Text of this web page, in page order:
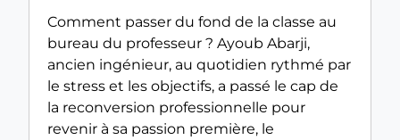
Comment passer du fond de la classe au
bureau du professeur ? Ayoub Abarji,
ancien ingénieur, au quotidien rythmé par
le stress et les objectifs, a passé le cap de
la reconversion professionnelle pour
revenir à sa passion première, le